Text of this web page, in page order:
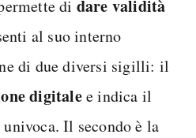
di dare validità
al suo interno
di due diversi sigilli: il
digitalee indica il
Il secondo è la